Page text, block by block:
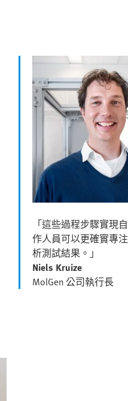
「這些過程步驟實現
作人員可以更確實專
析測試結果。」
Niels Kruize
MolGen 公司執行長